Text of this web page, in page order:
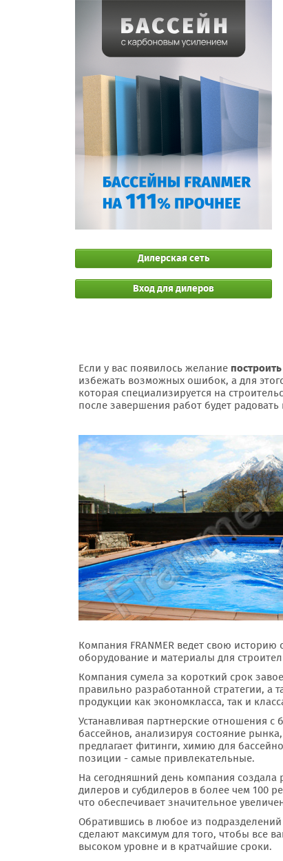
Дилерская сеть
Вход для дилеров
Если у вас появилось желание
избежать возможных ошибок, а для
которая специализируется на
после завершения работ будет радовать
Компания FRANMER ведет свою
оборудование и материалы для
Компания сумела за короткий срок
правильно разработанной стратегии, а
продукции как экономкласса, так и
Устанавливая партнерские отношения
бассейнов, анализируя состояние
предлагает фитинги, химию для
позиции - самые привлекательные.
На сегодняшний день компания
дилеров и субдилеров в более чем 100
что обеспечивает значительное
Обратившись в любое из
сделают максимум для того, чтобы все
высоком уровне и в кратчайшие сроки.